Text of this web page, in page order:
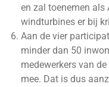
en zal toenemen
windturbines er bij
Aan de vier
minder dan 50
medewerkers van
mee. Dat is dus